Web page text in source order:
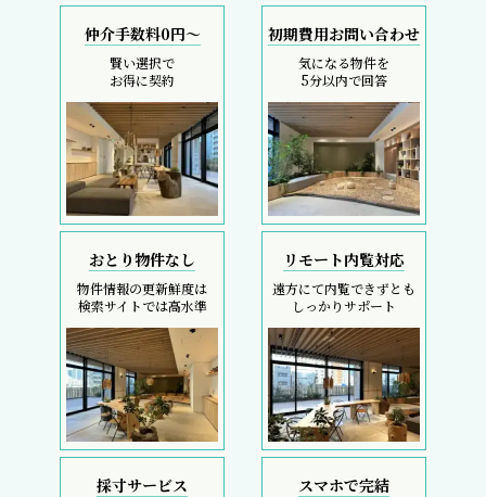
仲介手数料0円～
賢い選択で
お得に契約
初期費用お問い合わせ
気になる物件を
5分以内で回答
おとり物件なし
物件情報の更新鮮度は
検索サイトでは高水準
リモート内覧対応
遠方にて内覧できずとも
しっかりサポート
採寸サービス スマホで完結